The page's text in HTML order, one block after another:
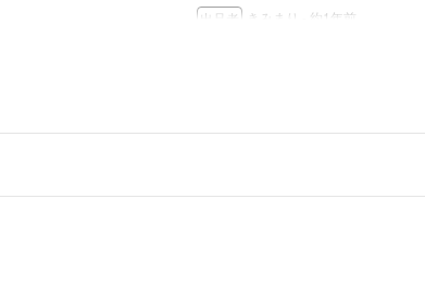
たく思います☆
出品者 きみまり - 約1年前
いさこ- 約1年前